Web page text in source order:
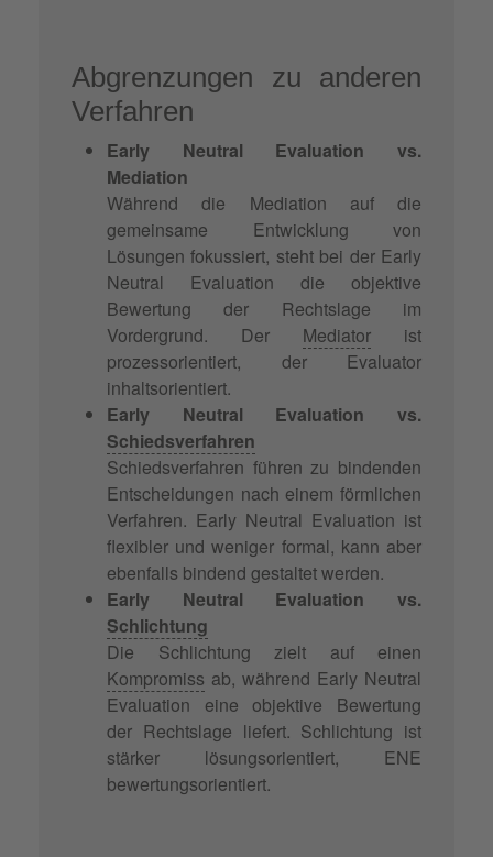
Abgrenzungen zu anderen
Verfahren
Early Neutral Evaluation vs.
Mediation
Während die Mediation auf die
gemeinsame Entwicklung von
Lösungen fokussiert, steht bei der Early
Neutral Evaluation die objektive
Bewertung der Rechtslage im
Vordergrund. Der Mediator ist
prozessorientiert, der Evaluator
inhaltsorientiert.
Early Neutral Evaluation vs.
Schiedsverfahren
Schiedsverfahren führen zu bindenden
Entscheidungen nach einem förmlichen
Verfahren. Early Neutral Evaluation ist
flexibler und weniger formal, kann aber
ebenfalls bindend gestaltet werden.
Early Neutral Evaluation vs.
Schlichtung
Die Schlichtung zielt auf einen
Kompromiss ab, während Early Neutral
Evaluation eine objektive Bewertung
der Rechtslage liefert. Schlichtung ist
stärker lösungsorientiert, ENE
bewertungsorientiert.